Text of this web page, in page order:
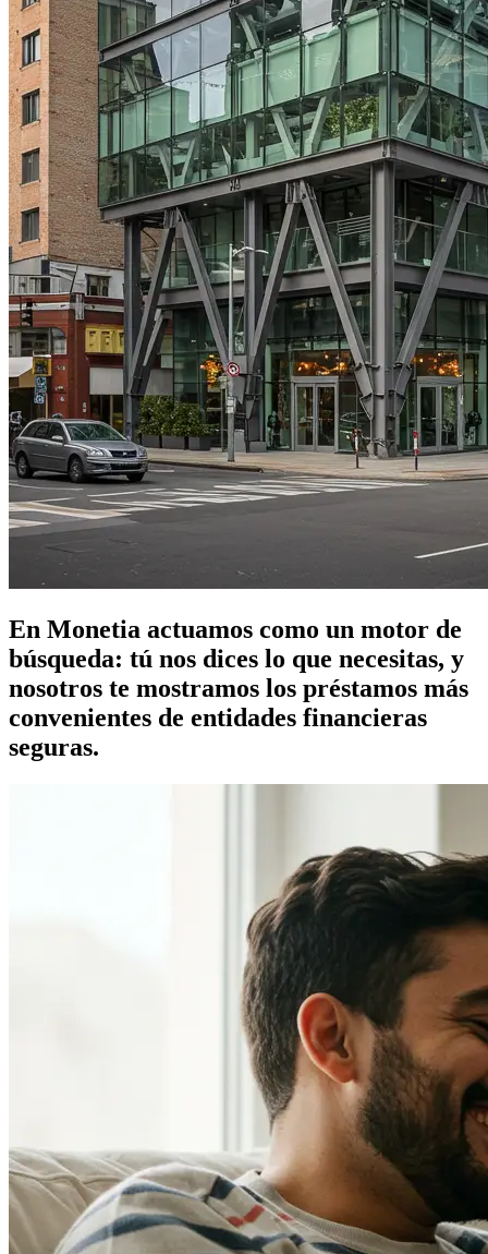
En Monetia actuamos como un motor de
búsqueda: tú nos dices lo que necesitas, y
nosotros te mostramos los préstamos más
convenientes de entidades financieras
seguras.